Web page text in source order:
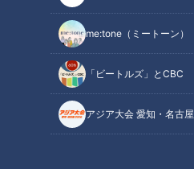
me:tone（ミートーン）
「ビートルズ」とCBC
アジア大会 愛知・名古屋
ゾウの水浴びがほぼ100％見ら
れる！夜の動物園の魅力と